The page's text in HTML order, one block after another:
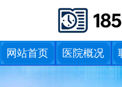
网站首页 医院概况